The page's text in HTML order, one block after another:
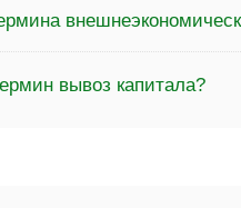
вывоз капитала?